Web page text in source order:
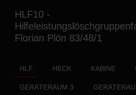
HLF10 -
Florian Plön 83/48/1
HLF HECK KABINE
GERÄTERAUM 3